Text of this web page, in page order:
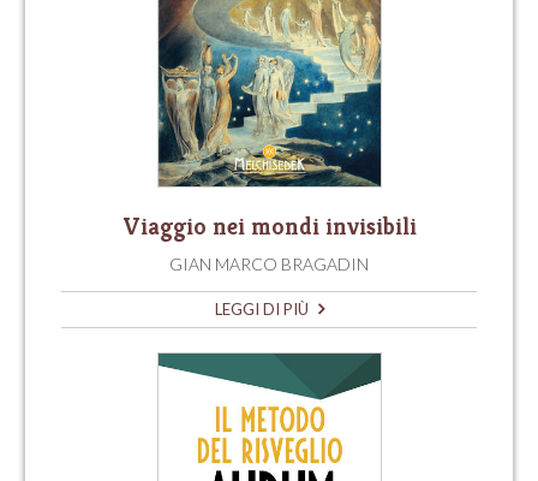
Viaggio nei mondi invisibili
GIAN MARCO BRAGADIN
LEGGI DI PIÙ